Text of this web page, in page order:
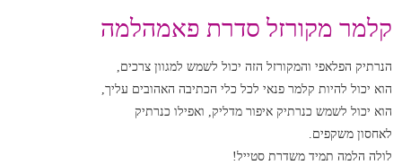
קלמר מקורזל סדרת פאמהלמה
הנרתיק הפלאפי והמקורזל הזה יכול לשמש למגוון צרכים,
הוא יכול להיות קלמר פנאי לכל כלי הכתיבה האהובים עליך,
הוא יכול לשמש כנרתיק איפור מדליק, ואפילו כנרתיק
לאחסון משקפים.
לולה הלמה תמיד משדרת סטייל!